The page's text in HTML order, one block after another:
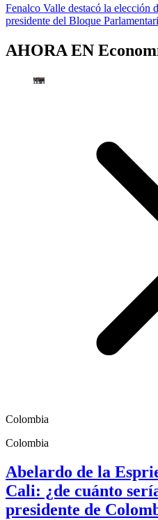
Fenalco Valle destacó la elección
presidente del Bloque
AHORA EN
Colombia
Colombia
Abelardo de la
Cali: ¿de cuánto
presidente de